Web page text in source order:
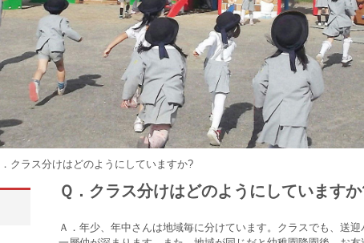
．クラス分けはどのようにしていますか?
Ｑ．クラス分けはどのようにしています
Ａ．年少、年中さんは地域毎に分けています。クラスでも、送